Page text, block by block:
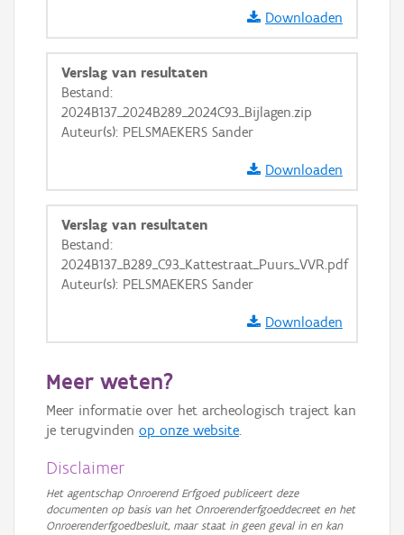
Basis Lagen
OSM-Basiskaart
GRB-Basiskaart
GRB-Basiskaart in grijswaarden
Downloaden
Verslag van resultaten
Bestand:
2024B137_2024B289_2024C93_Bijlagen.zip
Auteur(s): PELSMAEKERS Sander
Downloaden
Verslag van resultaten
Bestand:
2024B137_B289_C93_Kattestraat_Puurs_VVR.pdf
Auteur(s): PELSMAEKERS Sander
Downloaden
Meer weten?
Meer informatie over het archeologisch traject kan
je terugvinden op onze website.
Disclaimer
Het agentschap Onroerend Erfgoed publiceert deze
documenten op basis van het Onroerenderfgoeddecreet en het
Onroerenderfgoedbesluit, maar staat in geen geval in en kan